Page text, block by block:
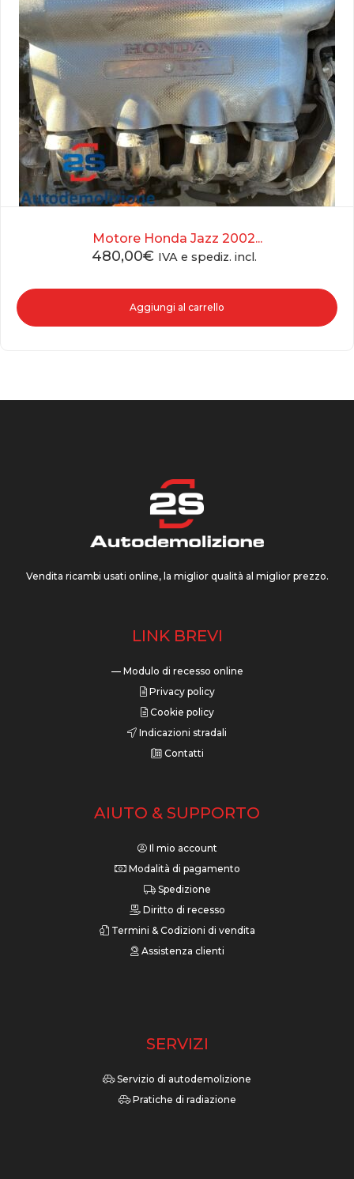
Motore Honda Jazz 2002...
480,00€ IVA e spediz. incl.
Aggiungi al carrello
Vendita ricambi usati online, la miglior qualità al miglior prezzo.
LINK BREVI
— Modulo di recesso online
Privacy policy
Cookie policy
Indicazioni stradali
Contatti
AIUTO & SUPPORTO
Il mio account
Modalità di pagamento
Spedizione
Diritto di recesso
Termini & Codizioni di vendita
Assistenza clienti
SERVIZI
Servizio di autodemolizione
Pratiche di radiazione